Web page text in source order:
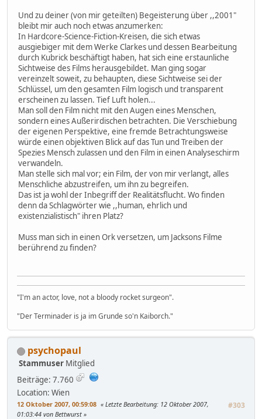
Und zu deiner (von mir geteilten) Begeisterung über ,,2001"
bleibt mir auch noch etwas anzumerken:
In Hardcore-Science-Fiction-Kreisen, die sich etwas
ausgiebiger mit dem Werke Clarkes und dessen Bearbeitung
durch Kubrick beschäftigt haben, hat sich eine erstaunliche
Sichtweise des Films herausgebildet. Man ging sogar
vereinzelt soweit, zu behaupten, diese Sichtweise sei der
Schlüssel, um den gesamten Film logisch und transparent
erscheinen zu lassen. Tief Luft holen...
Man soll den Film nicht mit den Augen eines Menschen,
sondern eines Außerirdischen betrachten. Die Verschiebung
der eigenen Perspektive, eine fremde Betrachtungsweise
würde einen objektiven Blick auf das Tun und Treiben der
Spezies Mensch zulassen und den Film in einen Analyseschirm
verwandeln.
Man stelle sich mal vor; ein Film, der von mir verlangt, alles
Menschliche abzustreifen, um ihn zu begreifen.
Das ist ja wohl der Inbegriff der Realitätsflucht. Wo finden
denn da Schlagwörter wie ,,human, ehrlich und
existenzialistisch" ihren Platz?
Muss man sich in einen Ork versetzen, um Jacksons Filme
berührend zu finden?
"I'm an actor, love, not a bloody rocket surgeon".
"Der Terminader is ja im Grunde so'n Kaiborch."
psychopaul
Stammuser Mitglied
Beiträge: 7.760
Location: Wien
12 Oktober 2007, 00:59:08 #303
Letzte Bearbeitung: 12 Oktober 2007,
01:03:44 von Bettwurst